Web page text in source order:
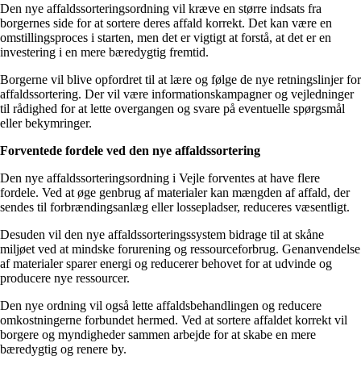
Den nye affaldssorteringsordning vil kræve en større indsats fra
borgernes side for at sortere deres affald korrekt. Det kan være en
omstillingsproces i starten, men det er vigtigt at forstå, at det er en
investering i en mere bæredygtig fremtid.
Borgerne vil blive opfordret til at lære og følge de nye retningslinjer for
affaldssortering. Der vil være informationskampagner og vejledninger
til rådighed for at lette overgangen og svare på eventuelle spørgsmål
eller bekymringer.
Forventede fordele ved den nye affaldssortering
Den nye affaldssorteringsordning i Vejle forventes at have flere
fordele. Ved at øge genbrug af materialer kan mængden af affald, der
sendes til forbrændingsanlæg eller lossepladser, reduceres væsentligt.
Desuden vil den nye affaldssorteringssystem bidrage til at skåne
miljøet ved at mindske forurening og ressourceforbrug. Genanvendelse
af materialer sparer energi og reducerer behovet for at udvinde og
producere nye ressourcer.
Den nye ordning vil også lette affaldsbehandlingen og reducere
omkostningerne forbundet hermed. Ved at sortere affaldet korrekt vil
borgere og myndigheder sammen arbejde for at skabe en mere
bæredygtig og renere by.